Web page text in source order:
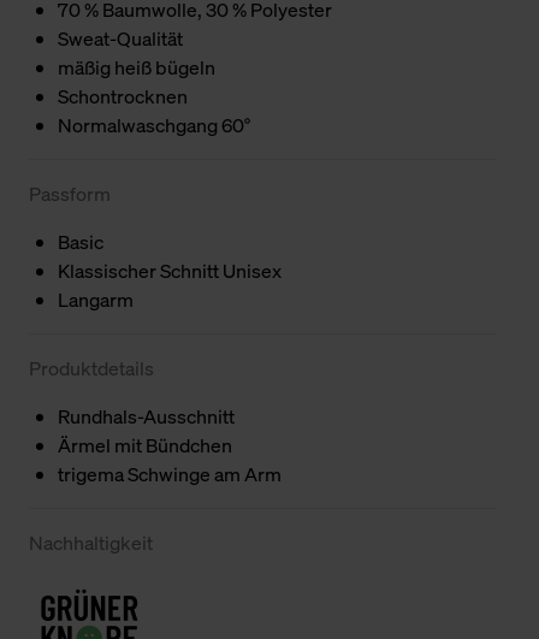
70 % Baumwolle, 30 % Polyester
Sweat-Qualität
mäßig heiß bügeln
Schontrocknen
Normalwaschgang 60°
Passform
Basic
Klassischer Schnitt Unisex
Langarm
Produktdetails
Rundhals-Ausschnitt
Ärmel mit Bündchen
trigema Schwinge am Arm
Nachhaltigkeit